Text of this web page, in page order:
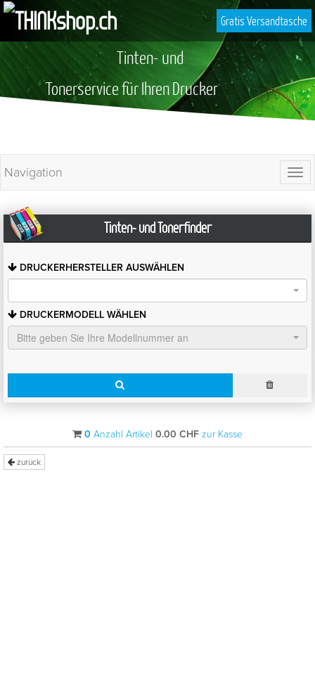
Gratis Versandtasche
Tinten- und
Tonerservice für Ihren Drucker
Navigation
Tinten- und Tonerfinder
DRUCKERHERSTELLER AUSWÄHLEN
DRUCKERMODELL WÄHLEN
Bitte geben Sie Ihre Modellnummer an
0 Anzahl Artikel 0.00 CHF zur Kasse
zurück